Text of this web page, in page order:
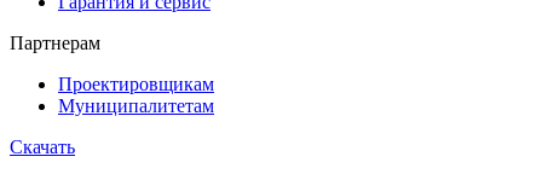
Партнерам
Проектировщикам
Муниципалитетам
Скачать